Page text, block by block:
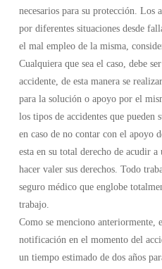
necesarios para su protección. Los
por diferentes situaciones desde
el mal empleo de la misma,
Cualquiera que sea el caso, debe
accidente, de esta manera se
para la solución o apoyo por el
los tipos de accidentes que pueden
en caso de no contar con el apoyo
esta en su total derecho de acudir
hacer valer sus derechos. Todo
seguro médico que englobe
trabajo.
Como se menciono anteriormente,
notificación en el momento del
un tiempo estimado de dos años